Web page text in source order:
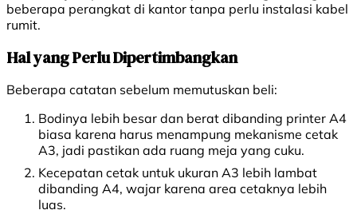
beberapa perangkat di kantor tanpa perlu instalasi kabel
rumit.
Hal yang Perlu Dipertimbangkan
Beberapa catatan sebelum memutuskan beli:
Bodinya lebih besar dan berat dibanding printer A4
biasa karena harus menampung mekanisme cetak
A3, jadi pastikan ada ruang meja yang cuku.
Kecepatan cetak untuk ukuran A3 lebih lambat
dibanding A4, wajar karena area cetaknya lebih
luas.